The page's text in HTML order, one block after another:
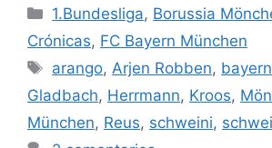
Categorías
1.Bundesliga, Borussia
Crónicas, FC Bayern München
Etiquetas
arango,Arjen Robben, bayern
Gladbach, Herrmann, Kroos,
München, Reus, schweini,